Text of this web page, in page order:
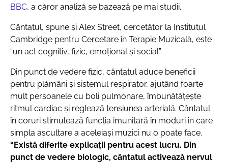
BBC, a căror analiză se bazează pe mai studii.
Cântatul, spune şi Alex Street, cercetător la Institutul
Cambridge pentru Cercetare în Terapie Muzicală, este
“un act cognitiv, fizic, emoțional și social”.
Din punct de vedere fizic, cântatul aduce beneficii
pentru plămâni și sistemul respirator, ajutând foarte
mult persoanele cu boli pulmonare, îmbunătăţeşte
ritmul cardiac şi reglează tensiunea arterială. Cântatul
în coruri stimulează funcția imunitară în moduri în care
simpla ascultare a aceleiași muzici nu o poate face.
“Există diferite explicații pentru acest lucru. Din
punct de vedere biologic, cântatul activează nervul